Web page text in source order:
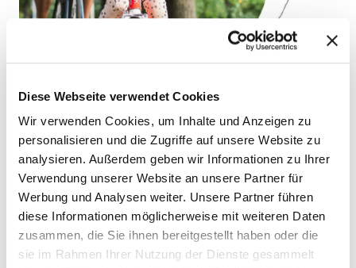
Diese Webseite verwendet Cookies
Wir verwenden Cookies, um Inhalte und Anzeigen zu
personalisieren und die Zugriffe auf unsere Website zu
analysieren. Außerdem geben wir Informationen zu Ihrer
Verwendung unserer Website an unsere Partner für
Werbung und Analysen weiter. Unsere Partner führen
diese Informationen möglicherweise mit weiteren Daten
zusammen, die Sie ihnen bereitgestellt haben oder die
sie im Rahmen Ihrer Nutzung der Dienste gesammelt
Teilnahmeurkunde 2025
Veröffentlicht am 07.10.2025
Hol dir deineTeilnahmeurkundefür Salzburg radelt
2025!